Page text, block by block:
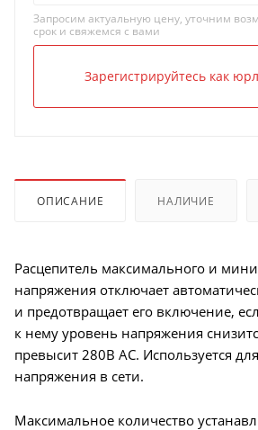
Запросим актуальную цену, уточним
срок и свяжемся с вами
Зарегистрируйтесь как
ОПИСАНИЕ НАЛИЧИЕ
Расцепитель максимального и
напряжения отключает
и предотвращает его включение,
к нему уровень напряжения
превысит 280В AC. Используется
напряжения в сети.
Максимальное количество